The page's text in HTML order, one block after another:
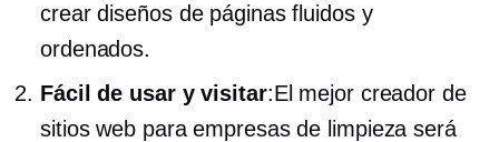
crear diseños de páginas fluidos y
ordenados.
Fácil de usar y visitar:El mejor creador de
sitios web para empresas de limpieza será